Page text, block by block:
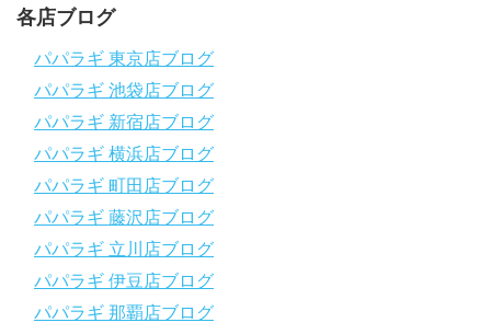
～～～～～～～～～～～～～～～～～～～～～～～～～～～～
1986年創業！国内最大規模のスキューバダイビングスクール。
センス認定実績。
～～～～～～～～～～～～～～～～～～～～～～～～～～～～
【スマホで見れるWebマニュアル！】
動画の内容をまとめたwebマニュアルをご覧いただけます！
パパラギ公式LINEにご登録の上、メニューから「動画資料」を
タップ！
↓↓↓↓↓↓こちら
https://www.papalagi.co.jp/lp/line_registration/.
＿＿＿＿＿＿＿＿＿＿＿＿＿＿＿＿＿＿＿＿＿＿＿＿＿＿＿＿
各店ブログ
パパラギ 東京店ブログ
パパラギ 池袋店ブログ
パパラギ 新宿店ブログ
パパラギ 横浜店ブログ
パパラギ 町田店ブログ
パパラギ 藤沢店ブログ
パパラギ 立川店ブログ
パパラギ 伊豆店ブログ
パパラギ 那覇店ブログ